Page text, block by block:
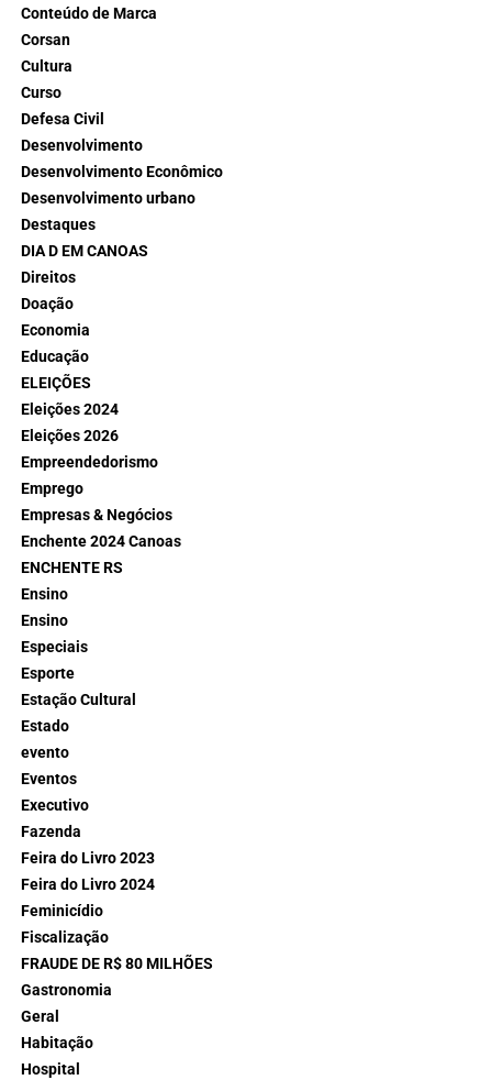
Conteúdo de Marca
Corsan
Cultura
Curso
Defesa Civil
Desenvolvimento
Desenvolvimento Econômico
Desenvolvimento urbano
Destaques
DIA D EM CANOAS
Direitos
Doação
Economia
Educação
ELEIÇÕES
Eleições 2024
Eleições 2026
Empreendedorismo
Emprego
Empresas & Negócios
Enchente 2024 Canoas
ENCHENTE RS
Ensino
Ensino
Especiais
Esporte
Estação Cultural
Estado
evento
Eventos
Executivo
Fazenda
Feira do Livro 2023
Feira do Livro 2024
Feminicídio
Fiscalização
FRAUDE DE R$ 80 MILHÕES
Gastronomia
Geral
Habitação
Hospital